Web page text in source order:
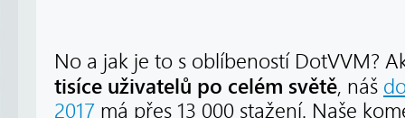
No a jak je to s oblíbeností DotVVM?
tisíce uživatelů po celém světě, náš
2017 má přes 13 000 stažení. Naše